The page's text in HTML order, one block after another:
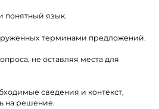
понятный язык.
терминами предложений.
не оставляя места для
сведения и контекст,
на решение.